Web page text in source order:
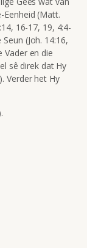
Eenheid (Matt.
16-17, 19, 4:4-
Seun (Joh. 14:16,
Vader en die
sê direk dat Hy
Verder het Hy